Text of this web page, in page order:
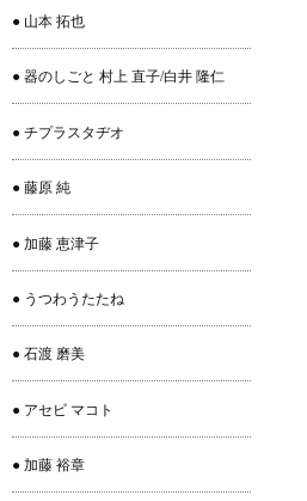
● 山本 拓也
● 器のしごと 村上 直子/白井 隆仁
● チプラスタヂオ
● 藤原 純
● 加藤 恵津子
● うつわうたたね
● 石渡 磨美
● アセビ マコト
● 加藤 裕章